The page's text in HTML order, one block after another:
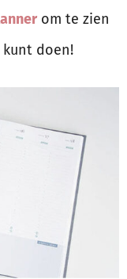
om te zien
doen!